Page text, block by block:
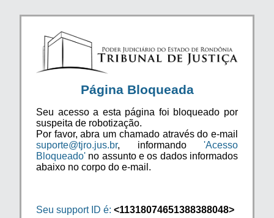
Página Bloqueada
Seu acesso a esta página foi bloqueado por
suspeita de robotização.
Por favor, abra um chamado através do e-mail
suporte@tjro.jus.br, informando 'Acesso
Bloqueado' no assunto e os dados informados
abaixo no corpo do e-mail.
Seu support ID é: <11318074651388388048>